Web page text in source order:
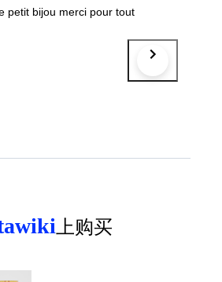
petit bijou merci pour tout
上购买